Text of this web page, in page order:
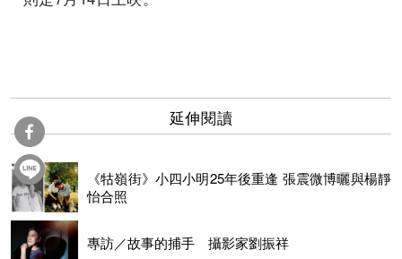
延伸閱讀
《牯嶺街》小四小明25年後重逢 張震微博曬與楊靜
怡合照
專訪／故事的捕手 攝影家劉振祥